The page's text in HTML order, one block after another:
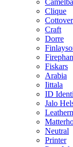
Clique
Cottover
Craft
Dorre
Fiskars
Arabia
Iittala
ID
Jalo
Neutral
Printer